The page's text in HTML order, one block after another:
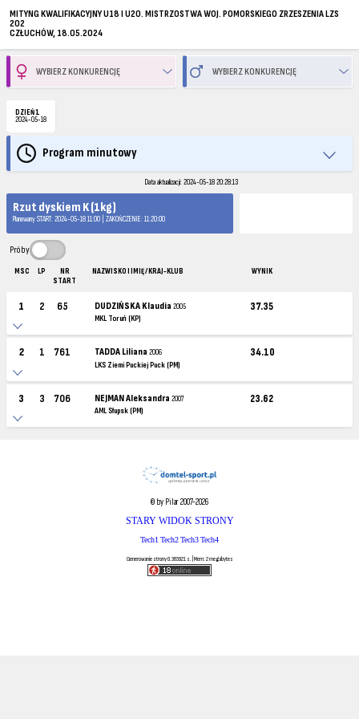
MITYNG KWALIFIKACYJNY U18 I U20. MISTRZOSTWA WOJ. POMORSKIEGO ZRZESZENIA LZS
202
CZŁUCHÓW, 18.05.2024
DZIEŃ 1
2024-05-18
Program minutowy
Data aktualizacji: 2024-05-18 20:28:13
Rzut dyskiem K (1kg)
Planowany START: 2024-05-18 11:00 | ZAKOŃCZENIE: 11:20:00
Próby
MSC LP
NR
START
NAZWISKO I IMIĘ / KRAJ-KLUB WYNIK
1 2 65 DUDZIŃSKA Klaudia2005
MKL Toruń (KP)
37.35
2 1 761 TADDA Liliana2006
LKS Ziemi Puckiej Puck (PM)
34.10
3 3 706 NEJMAN Aleksandra2007
AML Słupsk (PM)
23.62
© by Pilar 2007-2026
STARY WIDOK STRONY
Tech1Tech2Tech3Tech4
Generowanie strony 0.365921 s. | Mem: 2 megabytes